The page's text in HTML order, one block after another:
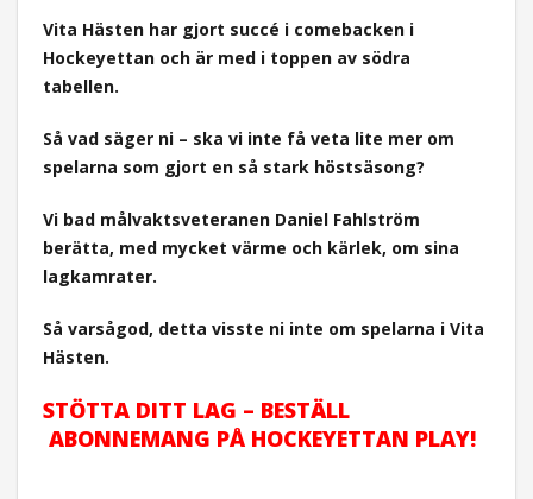
Vita Hästen har gjort succé i comebacken i
Hockeyettan och är med i toppen av södra
tabellen.
Så vad säger ni – ska vi inte få veta lite mer om
spelarna som gjort en så stark höstsäsong?
Vi bad målvaktsveteranen Daniel Fahlström
berätta, med mycket värme och kärlek, om sina
lagkamrater.
Så varsågod, detta visste ni inte om spelarna i Vita
Hästen.
STÖTTA DITT LAG – BESTÄLL
ABONNEMANG PÅ HOCKEYETTAN PLAY!